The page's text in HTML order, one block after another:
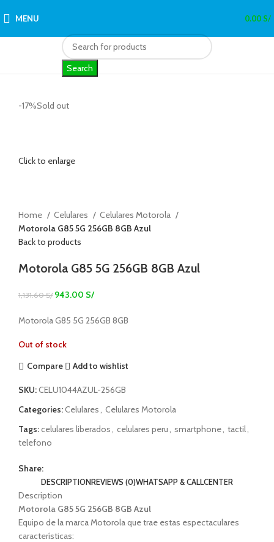
MENU 0.00S/
Search
-17%Sold out
Click to enlarge
Home Celulares
Celulares Motorola
Motorola G85 5G 256GB 8GB Azul
Back to products
Motorola G85 5G 256GB 8GB Azul
1,131.60S/ 943.00 S/
Motorola G85 5G 256GB 8GB
Out of stock
Compare
Add to wishlist
SKU:CELU1044AZUL-256GB
Categories:Celulares
Celulares Motorola
Tags:celulares liberados celulares peru smartphone tactil
telefono
Share:
DESCRIPTIONREVIEWS (0)WHATSAPP & CALLCENTER
Description
Motorola G85 5G 256GB 8GB Azul
Equipo de la marca Motorola que trae estas espectaculares
características: